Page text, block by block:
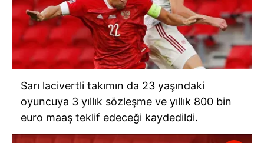
Sarı lacivertli takımın da 23 yaşındaki
oyuncuya 3 yıllık sözleşme ve yıllık 800 bin
euro maaş teklif edeceği kaydedildi.